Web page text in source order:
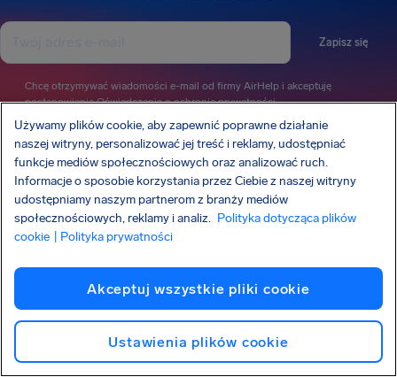
Zapisz się
Chcę otrzymywać wiadomości e-mail od firmy AirHelp i akceptuję
postanowieniaOświadczenia o ochronie prywatności.
AirHelp należy do stowarzyszenia APRA (Association of Passenger Rights
Advocates), którego zadaniem jest ochrona praw pasażerów linii lotniczych i
upowszechnianie wiedzy na ich temat.
O AIRHELP PISANO W:
POZNAJ SWOJE PRAWA
FIRMA
NASZE PRODUKTY
WSPARCIE
Używamy plików cookie, aby zapewnić poprawne działanie
naszej witryny, personalizować jej treść i reklamy, udostępniać
funkcje mediów społecznościowych oraz analizować ruch.
Informacje o sposobie korzystania przez Ciebie z naszej witryny
udostępniamy naszym partnerom z branży mediów
społecznościowych, reklamy i analiz. Polityka dotycząca plików
cookie
| Polityka prywatności
Akceptuj wszystkie pliki cookie
Ustawienia plików cookie